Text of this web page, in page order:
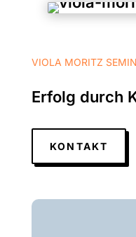
VIOLA MORITZ
Erfolg durch
KONTAKT